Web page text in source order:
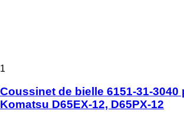
1
Coussinet de bielle 6151-31-
Komatsu D65EX-12, D65PX-12